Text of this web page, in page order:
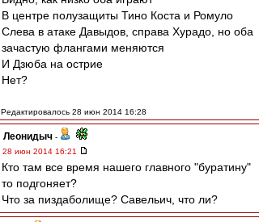
В центре полузащиты Тино Коста и Ромуло
Слева в атаке Давыдов, справа Хурадо, но оба
зачастую флангами меняются
И Дзюба на острие
Нет?
Редактировалось 28 июн 2014 16:28
Леонидыч -
28 июн 2014 16:21
Кто там все время нашего главного "буратину"
то подгоняет?
Что за пиздаболище? Савельич, что ли?